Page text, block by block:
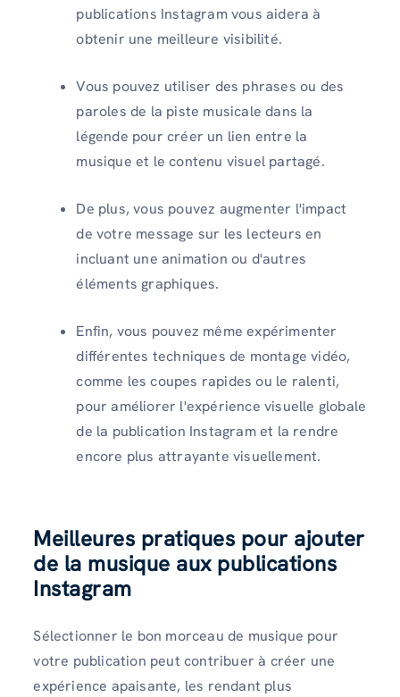
publications Instagram vous aidera à
obtenir une meilleure visibilité.
Vous pouvez utiliser des phrases ou des
paroles de la piste musicale dans la
légende pour créer un lien entre la
musique et le contenu visuel partagé.
De plus, vous pouvez augmenter l'impact
de votre message sur les lecteurs en
incluant une animation ou d'autres
éléments graphiques.
Enfin, vous pouvez même expérimenter
différentes techniques de montage vidéo,
comme les coupes rapides ou le ralenti,
pour améliorer l'expérience visuelle globale
de la publication Instagram et la rendre
encore plus attrayante visuellement.
Meilleures pratiques pour ajouter
de la musique aux publications
Instagram
Sélectionner le bon morceau de musique pour
votre publication peut contribuer à créer une
expérience apaisante, les rendant plus